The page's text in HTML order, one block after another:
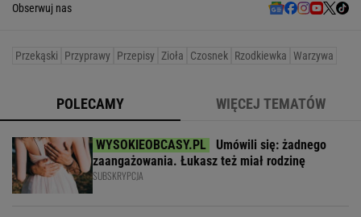
Obserwuj nas
Przekąski Przyprawy Przepisy Zioła Czosnek Rzodkiewka Warzywa
POLECAMY WIĘCEJ TEMATÓW
Umówili się: żadnego
zaangażowania. Łukasz też miał rodzinę
SUBSKRYPCJA